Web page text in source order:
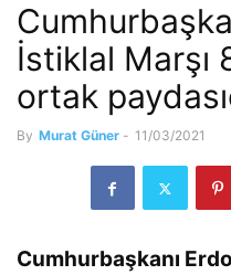
İstiklal Marşı
ortak
By Murat Güner - 11/03/2021
Cumhurbaşkanı